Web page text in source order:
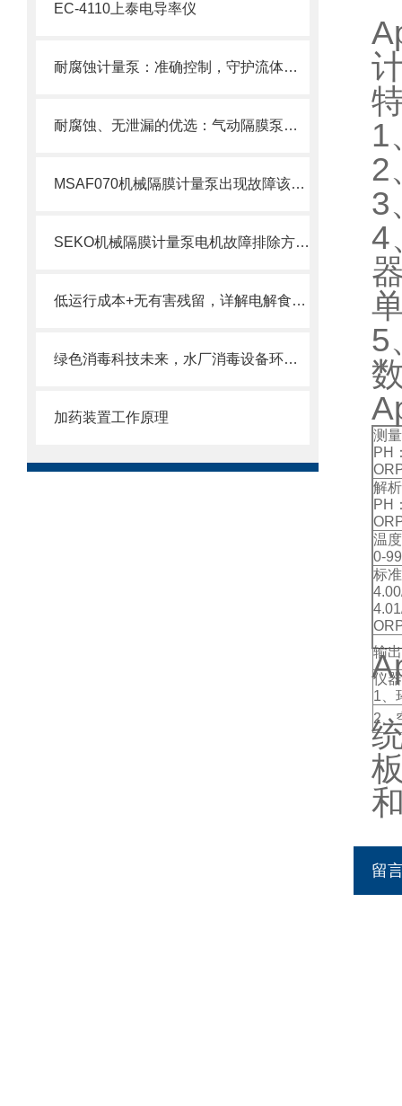
EC-4110上泰电导率仪
耐腐蚀计量泵：准确控制，守护流体传输安全
耐腐蚀、无泄漏的优选：气动隔膜泵在化工领域的稳定传输解决方案
MSAF070机械隔膜计量泵出现故障该如何处理呢？
SEKO机械隔膜计量泵电机故障排除方法2
低运行成本+无有害残留，详解电解食盐水处理消毒设备在饮用水消毒中的核心优势
绿色消毒科技未来，水厂消毒设备环保高效
加药装置工作原理
1
2
3
4
5
测
PH
解
PH
温
0-
标
输
仪
1、
2、
留